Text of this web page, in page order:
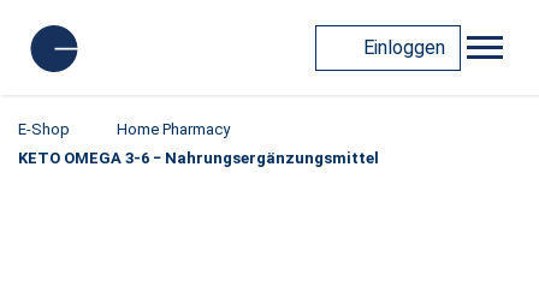
Einloggen
E-Shop
Home Pharmacy
KETO OMEGA 3-6 − Nahrungsergänzungsmittel